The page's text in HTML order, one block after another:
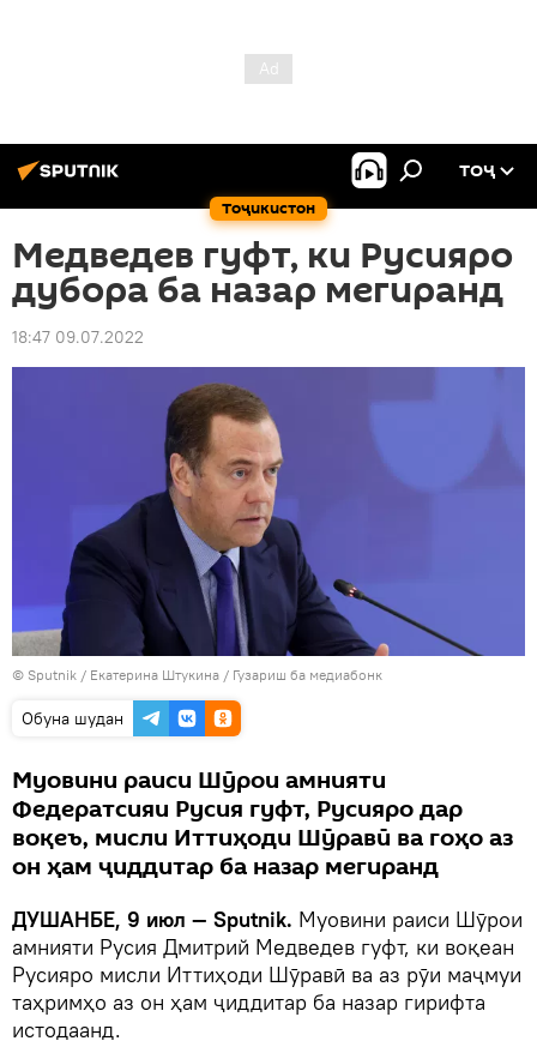
Тоҷикистон
ТОҶ
Медведев гуфт, ки Русияро
дубора ба назар мегиранд
18:47 09.07.2022
© Sputnik / Екатерина Штукина / Гузариш ба медиабонк
Обуна шудан
Муовини раиси Шӯрои амнияти
Федератсияи Русия гуфт, Русияро дар
воқеъ, мисли Иттиҳоди Шӯравӣ ва гоҳо аз
он ҳам ҷиддитар ба назар мегиранд
ДУШАНБЕ, 9 июл — Sputnik. Муовини раиси Шӯрои
амнияти Русия Дмитрий Медведев гуфт, ки воқеан
Русияро мисли Иттиҳоди Шӯравӣ ва аз рӯи маҷмуи
таҳримҳо аз он ҳам ҷиддитар ба назар гирифта
истодаанд.